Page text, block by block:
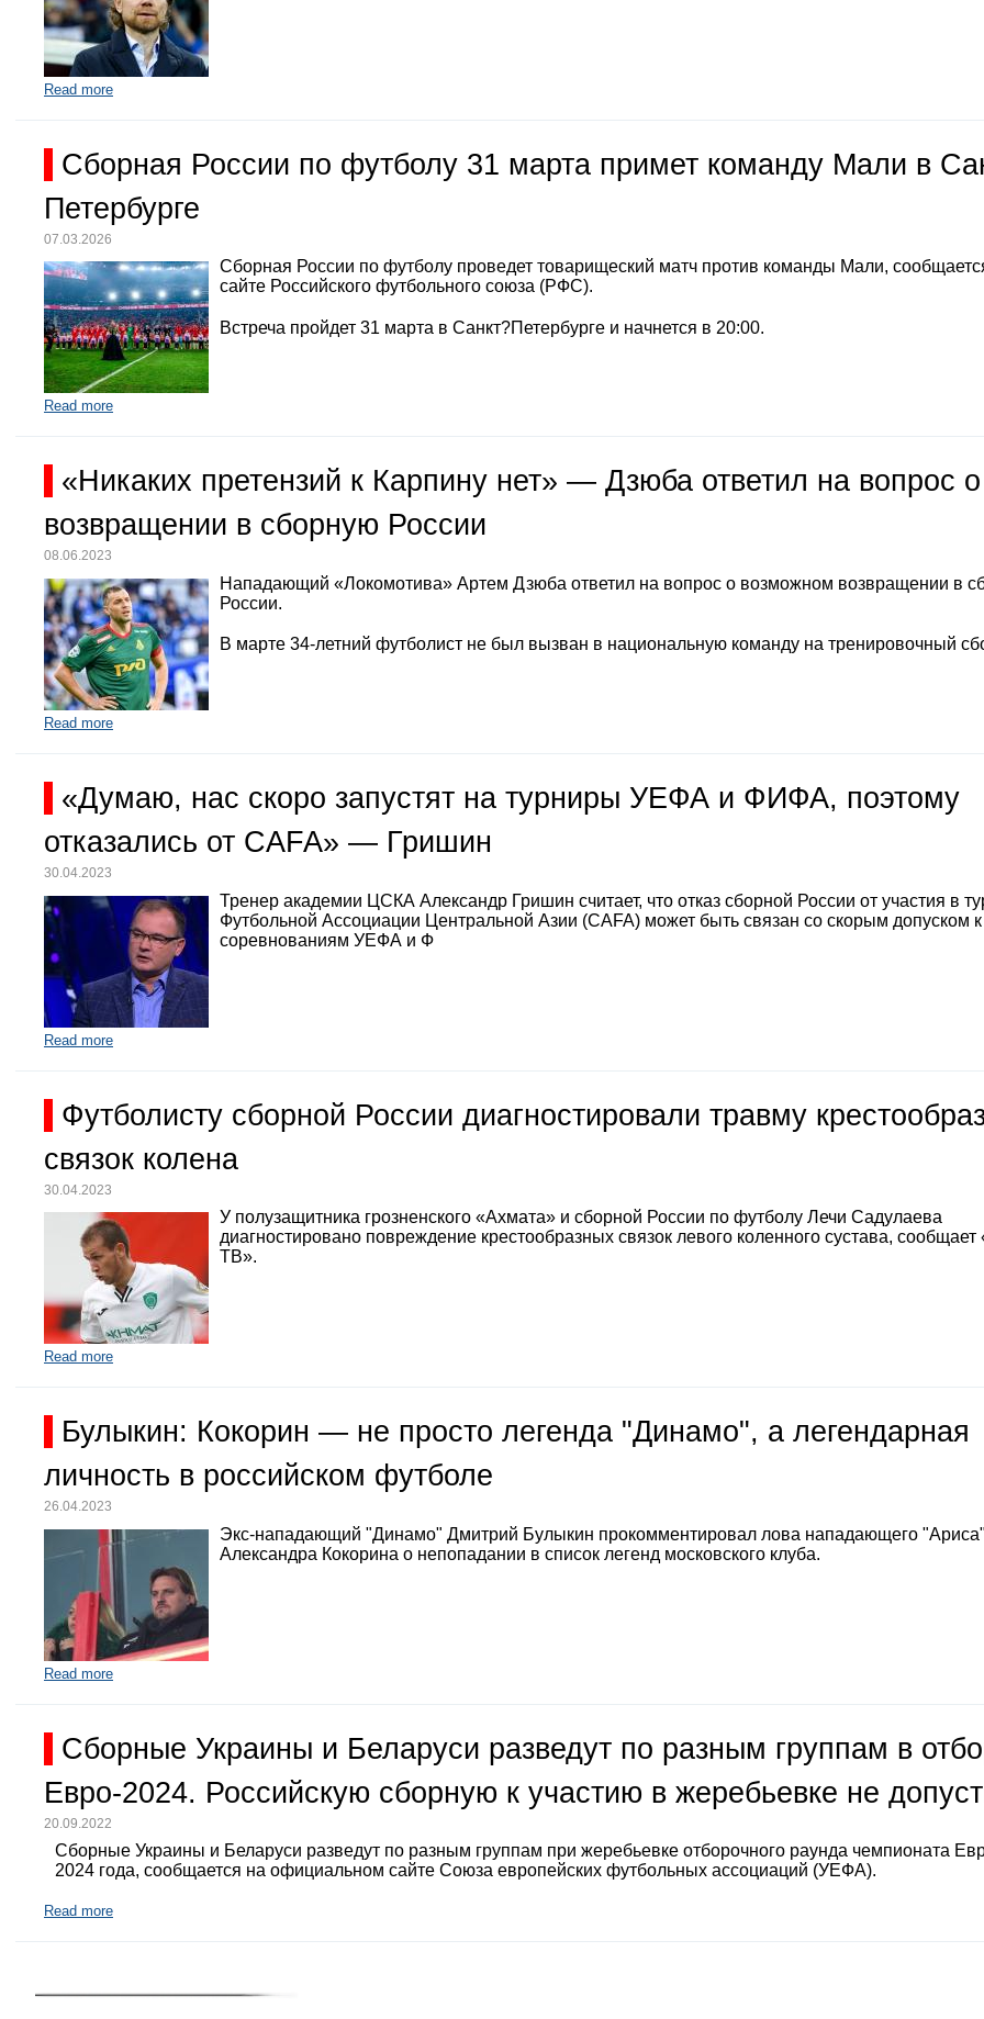
Read more
Сборная России по футболу 31 марта примет команду Мали в
Петербурге
07.03.2026
Сборная России по футболу проведет товарищеский матч против команды Мали,
сайте Российского футбольного союза (РФС).
Встреча пройдет 31 марта в Санкт?Петербурге и начнется в 20:00.
Read more
«Никаких претензий к Карпину нет» — Дзюба ответил на вопрос о
возвращении в сборную России
08.06.2023
Нападающий «Локомотива» Артем Дзюба ответил на вопрос о возможном возвращении в
России.
В марте 34-летний футболист не был вызван в национальную команду на тренировочный
Read more
«Думаю, нас скоро запустят на турниры УЕФА и ФИФА, поэтому
отказались от CAFA» — Гришин
30.04.2023
Тренер академии ЦСКА Александр Гришин считает, что отказ сборной России от участия в
Футбольной Ассоциации Центральной Азии (CAFA) может быть связан со скорым допуском к
соревнованиям УЕФА и Ф
Read more
Футболисту сборной России диагностировали травму
связок колена
30.04.2023
У полузащитника грозненского «Ахмата» и сборной России по футболу Лечи Садулаева
диагностировано повреждение крестообразных связок левого коленного сустава, сообщает
ТВ».
Read more
Булыкин: Кокорин — не просто легенда "Динамо", а легендарная
личность в российском футболе
26.04.2023
Экс-нападающий "Динамо" Дмитрий Булыкин прокомментировал лова нападающего "Ариса"
Александра Кокорина о непопадании в список легенд московского клуба.
Read more
Сборные Украины и Беларуси разведут по разным группам в
Евро-2024. Российскую сборную к участию в жеребьевке не
20.09.2022
Сборные Украины и Беларуси разведут по разным группам при жеребьевке отборочного раунда чемпионата
2024 года, сообщается на официальном сайте Союза европейских футбольных ассоциаций (УЕФА).
Read more